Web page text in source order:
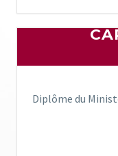
Diplôme du